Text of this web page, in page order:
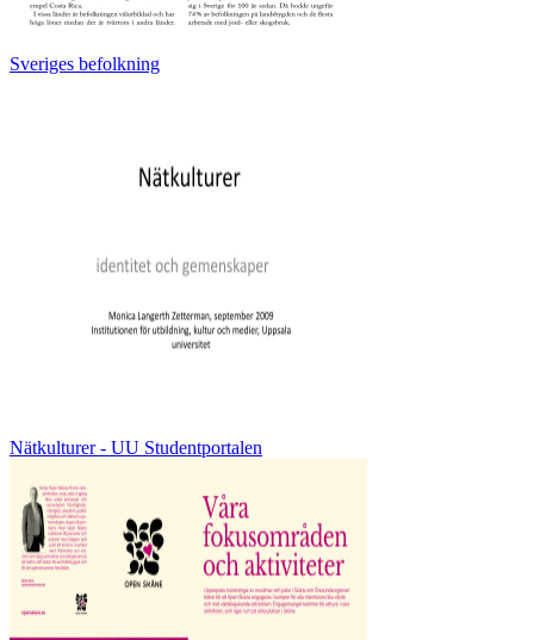
Sveriges befolkning
Nätkulturer - UU Studentportalen